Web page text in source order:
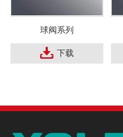
球阀系列
下载